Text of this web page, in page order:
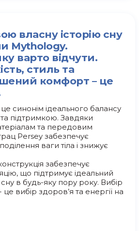
власну історію сну
Mythology.
варто відчути.
стиль та
комфорт – це
синонім ідеального балансу
підтримкою. Завдяки
та передовим
Persey забезпечує
ваги тіла і знижує
забезпечує
що підтримує ідеальний
в будь-яку пору року. Вибір
вибір здоров’я та енергії на